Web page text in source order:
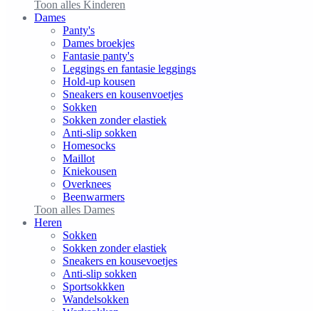
Toon alles Kinderen
Dames
Panty's
Dames broekjes
Fantasie panty's
Leggings en fantasie leggings
Hold-up kousen
Sneakers en kousenvoetjes
Sokken
Sokken zonder elastiek
Anti-slip sokken
Homesocks
Maillot
Kniekousen
Overknees
Beenwarmers
Toon alles Dames
Heren
Sokken
Sokken zonder elastiek
Sneakers en kousevoetjes
Anti-slip sokken
Sportsokkken
Wandelsokken